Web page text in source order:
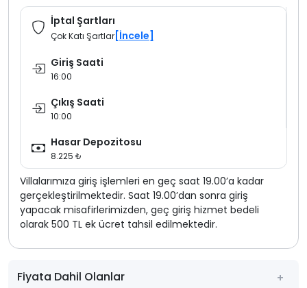
İptal Şartları
Çok Katı Şartlar [İncele]
Giriş Saati
16:00
Çıkış Saati
10:00
Hasar Depozitosu
8.225 ₺
Villalarımıza giriş işlemleri en geç saat 19.00’a kadar
gerçekleştirilmektedir. Saat 19.00’dan sonra giriş
yapacak misafirlerimizden, geç giriş hizmet bedeli
olarak 500 TL ek ücret tahsil edilmektedir.
Fiyata Dahil Olanlar